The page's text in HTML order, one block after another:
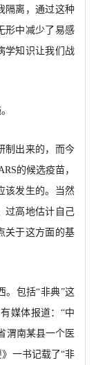
隔离，通过这种
形中减少了易感
学知识让我们战
制出来的，而今
的候选疫苗，
该发生的。当然
过高地估计自己
关于这方面的基
。包括“非典”这
媒体报道：“中
渭南某县一个医
一书记载了“非